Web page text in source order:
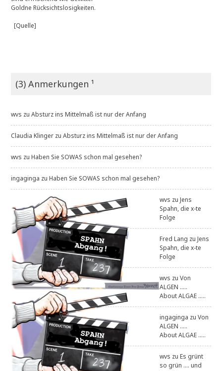
Goldne Rücksichtslosigkeiten.
[Quelle]
(3) Anmerkungen ¹
wvs zuAbsturz ins Mittelmaß ist nur der Anfang
Claudia Klinger zuAbsturz ins Mittelmaß ist nur der Anfang
wvs zuHaben Sie SOWAS schon mal gesehen?
ingaginga zuHaben Sie SOWAS schon mal gesehen?
wvs zuJens
Spahn, die x-te
Folge
Fred Lang zuJens
Spahn, die x-te
Folge
wvs zuVon
ALGEN .....
About ALGAE .....
ingaginga zuVon
ALGEN .....
About ALGAE .....
wvs zuEs grünt
so grün .... und